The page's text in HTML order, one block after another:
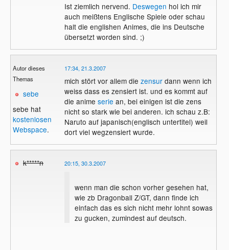
Ist ziemlich nervend. Deswegen hol ich mir
auch meißtens Englische Spiele oder schau
halt die englishen Animes, die ins Deutsche
übersetzt worden sind. ;)
Autor dieses
Themas
sebe
sebe hat
kostenlosen
Webspace.
17:34, 21.3.2007
mich stört vor allem die zensurdann wenn ich
weiss dass es zensiert ist. und es kommt auf
die anime serie an, bei einigen ist die zens
nicht so stark wie bei anderen. ich schau z.B:
Naruto auf japanisch(englisch untertitel) weil
dort viel wegzensiert wurde.
k*****n 20:15, 30.3.2007
wenn man die schon vorher gesehen hat,
wie zb Dragonball Z/GT, dann finde ich
einfach das es sich nicht mehr lohnt sowas
zu gucken, zumindest auf deutsch.